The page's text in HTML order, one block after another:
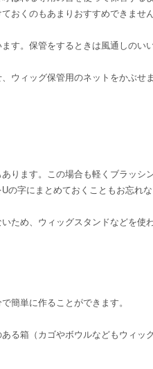
おくのもあまりおすすめできませ
す。保管をするときは風通しのい
ウィッグ保管用のネットをかぶ
ります。この場合も軽くブラッ
の字にまとめておくこともお忘れ
ため、ウィッグスタンドなどを
簡単に作ることができます。
る箱（カゴやボウルなどもウィ